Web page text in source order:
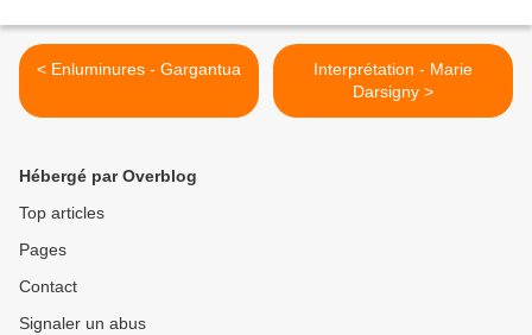
< Enluminures - Gargantua
Interprétation - Marie
Darsigny >
Hébergé par Overblog
Top articles
Pages
Contact
Signaler un abus